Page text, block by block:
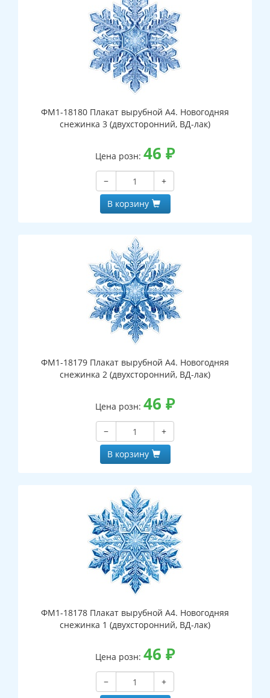
ФМ1-18180 Плакат вырубной А4. Новогодняя
снежинка 3 (двухсторонний, ВД-лак)
Цена розн: 46 ₽
−
+
В корзину
ФМ1-18179 Плакат вырубной А4. Новогодняя
снежинка 2 (двухсторонний, ВД-лак)
Цена розн: 46 ₽
−
+
В корзину
ФМ1-18178 Плакат вырубной А4. Новогодняя
снежинка 1 (двухсторонний, ВД-лак)
Цена розн: 46 ₽
−
+